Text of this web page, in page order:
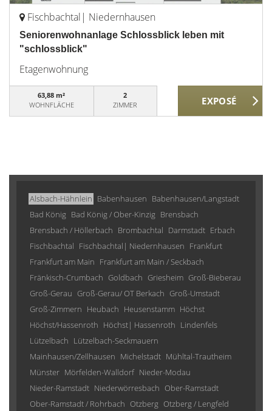
Fischbachtal| Niedernhausen
Seniorenwohnanlage Schlossblick leben mit
"schlossblick"
Etagenwohnung
63,88 m²
WOHNFLÄCHE
2
ZIMMER
Alsbach-Hähnlein Babenhausen Babenhausen/Langstadt
Bad König Bad König / Ober-Kinzig Brensbach
Brensbach / Höllerbach Brombachtal Darmstadt Erbach
Fischbachtal Fischbachtal| Niedernhausen Frankfurt
Frankfurt am Main Frankfurt am Main / Seckbach
Fränkisch-Crumbach Goldbach Griesheim Groß-Bieberau
Groß-Gerau Groß-Gerau/ OT Berkach Groß-Umstadt
Groß-Zimmern Heubach Heusenstamm Höchst
Höchst/Hassenroth Höchst| Hassenroth Lindenfels
Lützelbach Lützelbach-Seckmauern
Mainhausen/Zellhausen Michelstadt Mühltal-Trautheim
Münster Mörfelden-Walldorf Nieder-Modau
Nieder-Ramstadt Niederwörresbach Ober-Ramstadt
Ober-Ramstadt / Rohrbach Otzberg Otzberg / Lengfeld